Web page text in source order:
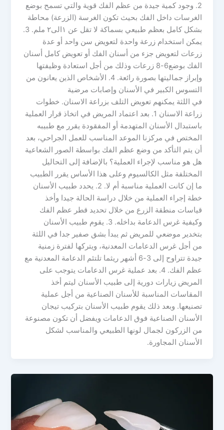
2. وجود كمية جيدة من عظم الفك قوية والتي تسمح بوضع
الغرسات داخل الفك بحيث تكون الغرسة (الزرعة) محاطة
بشكل كامل بعظم طبيعي بسماكة لا تقل عن ١الى٢ ملم. 3.
يمكن استخدام زرعة واحدة لتعويض سن واحد أو عدة
زرعات لتعويض جزء من أسنان الفك أو تعويض كامل أسنان
الفك بوضع6-8 زرعات وذلك من أجل استعادة وظيفتها
وإبراز جماليتها بصورة رائعة. 4. الأشخاص الذين يعانون من
التسوس الكبير في الأسنان وإصابات مرضية
في اللثة يمكنهم تعويض التلف بزراعة الاسنان. خطوات
زراعة الاسنان 1. بعد اعتماد المريض في اتخاذ قرار العملية
باستبدال الأسنان المتهدمة أو المفقودة يقرر مع طبيبه
المختص في مركزنا الموعد المناسب للعمل الجراحي، بعد
أن يتم التأكد من وضع عظم الفك بواسطة الصور الشعاعية
هل هو مناسب لإجراء العملية؟ بالإضافة إلى التحاليل
المختلفة مثل الكالسيوم وعلى هذا الأساس يقرر الطبيب
ما إن كانت العملية مناسبة أم لا. 2. يحدد طبيب الأسنان
خطة إجراء العملية من خلال دراسة الحالة جيدا وأخذ
قياسات منطقة الزرع من خلال تحديد قطر عظم الفك
وكيفية غرس الدعامة بداخله. 3. يقوم طبيب الأسنان
بتخدير موضعي للمريض ثم يبدأ بشق صفير جدا في اللثة
من أجل غرس الدعامات المعدنية، ويتركها لفترة زمنية
جيدة تتراوح إلى 3-6 أشهر ريثما تلتئم الدعامة المعدنية مع
عظم الفك. 4. بعد عملية غرس الدعامات يتوجب على
المريض زيارات دورية إلى طبيب الأسنان ليتم أخذ
المقاسات المناسبة للأسنان الصناعية من أجل عملية
تصنيعها. وبعد ذلك يقوم طبيب الأسنان بتركيب تيجان
الأسنان الصناعية فوق الدعامات ويفضل أن تكون مصنوعة
من الزركون لجمال لونها الطبيعي والمناسب لشكل
الأسنان المجاورة.